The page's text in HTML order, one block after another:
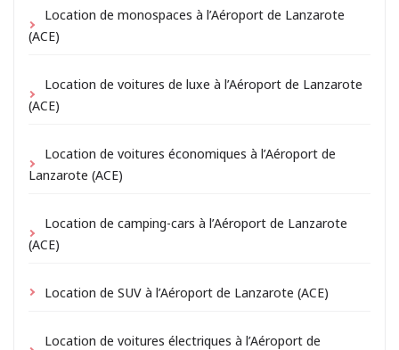
Location de monospaces à l’Aéroport de Lanzarote
(ACE)
Location de voitures de luxe à l’Aéroport de Lanzarote
(ACE)
Location de voitures économiques à l’Aéroport de
Lanzarote (ACE)
Location de camping-cars à l’Aéroport de Lanzarote
(ACE)
Location de SUV à l’Aéroport de Lanzarote (ACE)
Location de voitures électriques à l’Aéroport de